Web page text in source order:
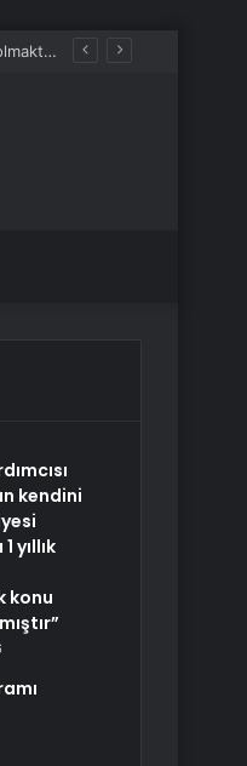
Niğde Vali Yardımcısı Divili: “Nüfusun kendini yenileme seviyesi 2,10’dur, konu 1 yıllık çalışmalarla çözülebilecek konu olmaktan çıkmıştır”
kendini
yıllık
konu